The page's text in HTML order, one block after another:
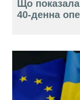
Що
40-денна